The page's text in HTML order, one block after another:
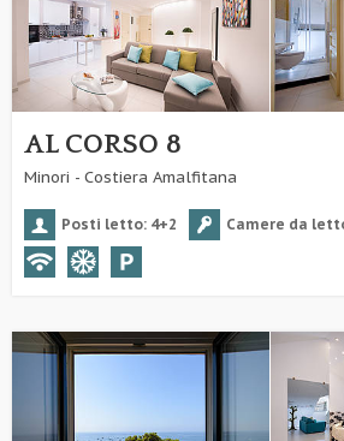
AL CORSO 8
Minori - Costiera Amalfitana
Posti letto: 4+2 Camere da